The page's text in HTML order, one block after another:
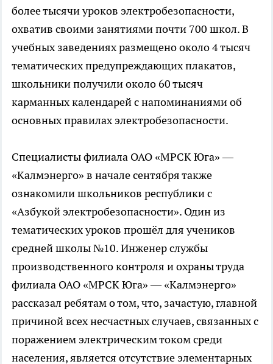
более тысячи уроков электробезопасности,
охватив своими занятиями почти 700 школ. В
учебных заведениях размещено около 4 тысяч
тематических предупреждающих плакатов,
школьники получили около 60 тысяч
карманных календарей с напоминаниями об
основных правилах электробезопасности.
Специалисты филиала ОАО «МРСК Юга» —
«Калмэнерго» в начале сентября также
ознакомили школьников республики с
«Азбукой электробезопасности». Один из
тематических уроков прошёл для учеников
средней школы №10. Инженер службы
производственного контроля и охраны труда
филиала ОАО «МРСК Юга» — «Калмэнерго»
рассказал ребятам о том, что, зачастую, главной
причиной всех несчастных случаев, связанных с
поражением электрическим током среди
населения, является отсутствие элементарных